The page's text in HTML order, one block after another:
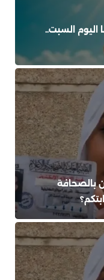
اليوم السبت..
بالصحافة